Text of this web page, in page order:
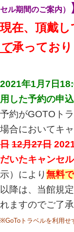
セル期間のご案内）
現在、頂戴し
て承っており
2021年1月7日
用した予約の申
予約がGOTOト
場合においてキ
日 12月27日
だいたキャンセル
示）により無料
以降は、当館規
れますのでご了承
※GoToトラベルを利用せ